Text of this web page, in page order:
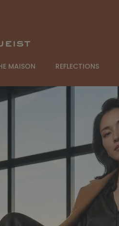
MAISON REFLECTIONS